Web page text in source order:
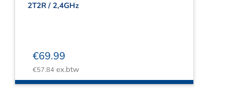
2T2R / 2,4GHz
€69.99
€57.84 ex.btw